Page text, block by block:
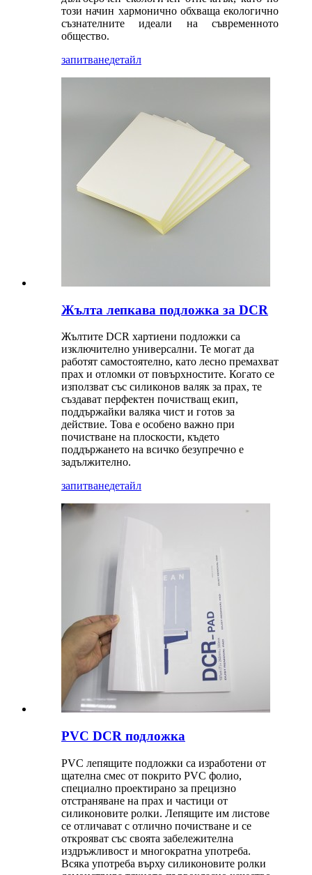
този начин хармонично обхваща екологично
съзнателните идеали на съвременното
общество.
запитванедетайл
Жълта лепкава подложка за DCR
Жълтите DCR хартиени подложки са
изключително универсални. Те могат да
работят самостоятелно, като лесно премахват
прах и отломки от повърхностите. Когато се
използват със силиконов валяк за прах, те
създават перфектен почистващ екип,
поддържайки валяка чист и готов за
действие. Това е особено важно при
почистване на плоскости, където
поддържането на всичко безупречно е
задължително.
запитванедетайл
PVC DCR подложка
PVC лепящите подложки са изработени от
щателна смес от покрито PVC фолио,
специално проектирано за прецизно
отстраняване на прах и частици от
силиконовите ролки. Лепящите им листове
се отличават с отлично почистване и се
открояват със своята забележителна
издръжливост и многократна употреба.
Всяка употреба върху силиконовите ролки